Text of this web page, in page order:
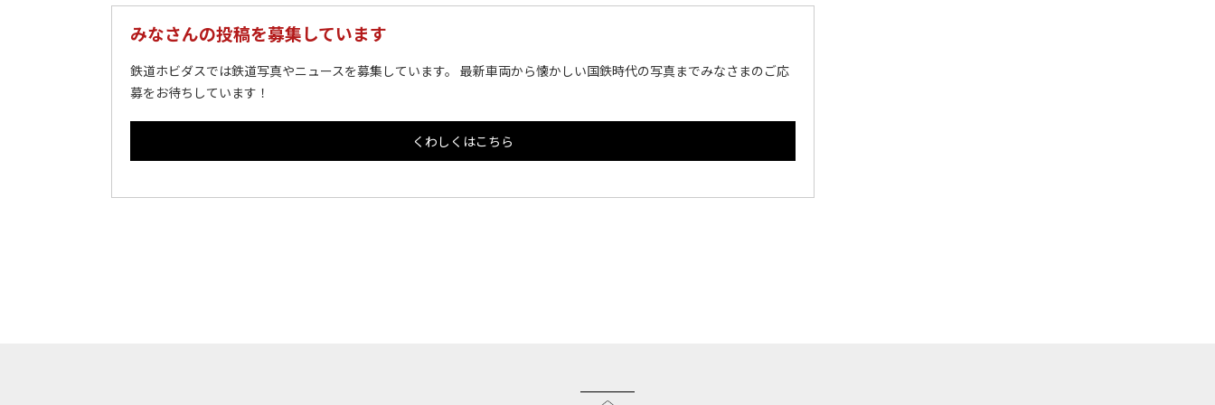
みなさんの投稿を募集しています
鉄道ホビダスでは鉄道写真やニュースを募集しています。 最新車両から懐かしい国鉄時代の写真までみなさまのご応
募をお待ちしています！
くわしくはこちら